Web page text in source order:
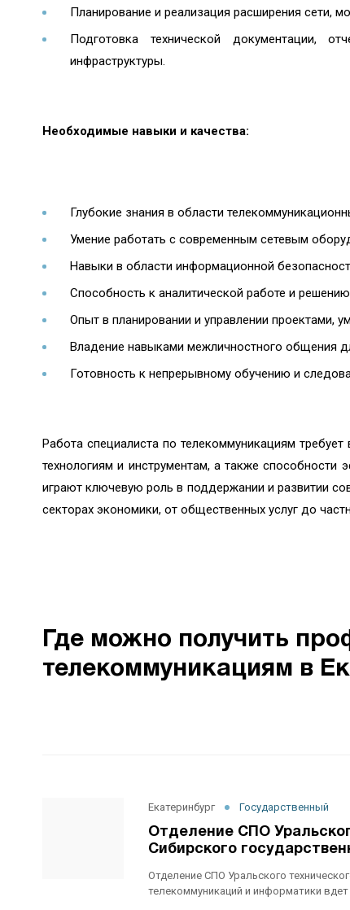
Планирование и реализация расширения сети,
Подготовка технической документации,
инфраструктуры.
Необходимые навыки и качества:
Глубокие знания в области
Умение работать с современным сетевым
Навыки в области информационной
Способность к аналитической работе и решению
Опыт в планировании и управлении проектами,
Владение навыками межличностного общения
Готовность к непрерывному обучению и
Работа специалиста по телекоммуникациям
технологиям и инструментам, а также
играют ключевую роль в поддержании и развитии
секторах экономики, от общественных услуг до
Где можно получить
телекоммуникациям в
Екатеринбург Государственный
Отделение СПО
Сибирского
Отделение СПО Уральского
телекоммуникаций и информатики